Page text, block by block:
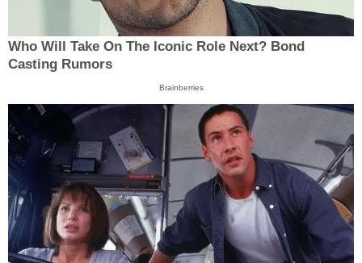
Who Will Take On The Iconic Role Next? Bond
Casting Rumors
Brainberries